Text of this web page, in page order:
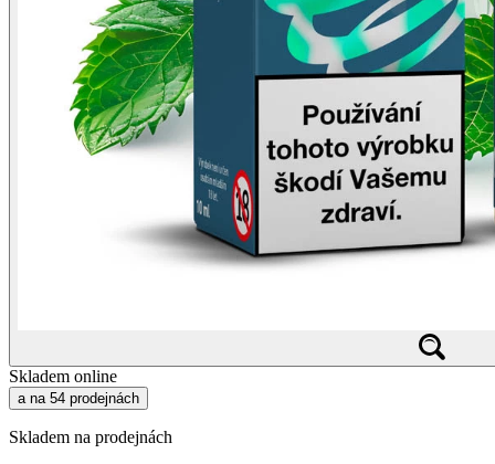
Skladem online
a na 54 prodejnách
Skladem na prodejnách